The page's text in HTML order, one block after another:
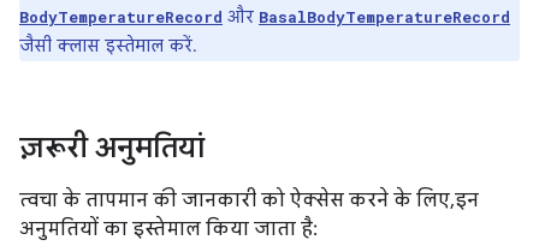
BodyTemperatureRecord और BasalBodyTemperatureRecord
जैसी क्लास इस्तेमाल करें.
ज़रूरी अनुमतियां
त्वचा के तापमान की जानकारी को ऐक्सेस करने के लिए, इन
अनुमतियों का इस्तेमाल किया जाता है: